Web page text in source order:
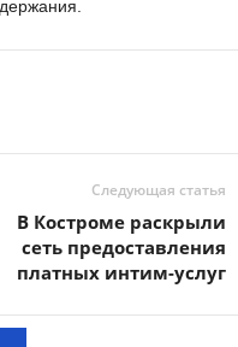
Следующая статья
В Костроме раскрыли
сеть предоставления
платных интим-услуг